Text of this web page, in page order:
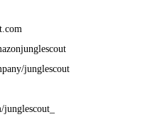
junglescout